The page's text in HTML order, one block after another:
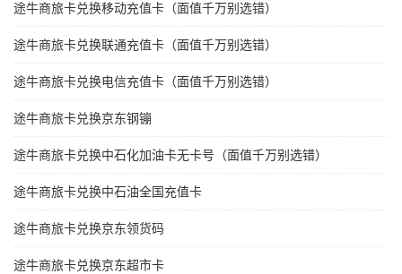
途牛商旅卡兑换移动充值卡（面值千万别选错）
途牛商旅卡兑换联通充值卡（面值千万别选错）
途牛商旅卡兑换电信充值卡（面值千万别选错）
途牛商旅卡兑换京东钢镚
途牛商旅卡兑换中石化加油卡无卡号（面值千万别选错）
途牛商旅卡兑换中石油全国充值卡
途牛商旅卡兑换京东领货码
途牛商旅卡兑换京东超市卡